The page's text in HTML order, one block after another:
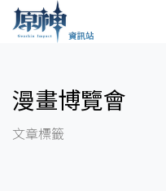
漫畫博覽會
文章標籤